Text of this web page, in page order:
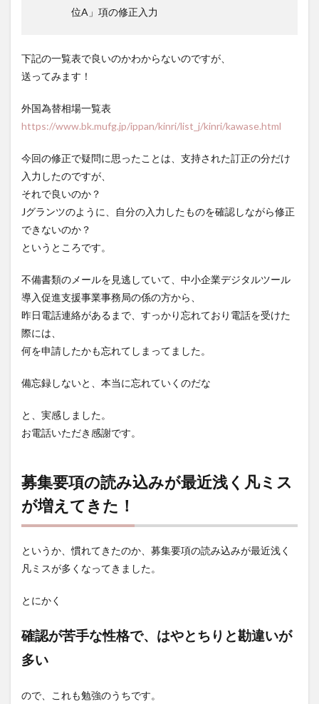
位A」項の修正 入力
下記の一覧表で良いのかわからないのですが、
送ってみます！
外国為替相場一覧表
https://www.bk.mufg.jp/ippan/kinri/list_j/kinri/kawase.html
今回の修正で疑問に思ったことは、支持された訂正の分だけ
入力したのですが、
それで良いのか？
Jグランツのように、自分の入力したものを確認しながら修正
できないのか？
というところです。
不備書類のメールを見逃していて、中小企業デジタルツール
導入促進支援事業事務局の係の方から、
昨日電話連絡があるまで、すっかり忘れており電話を受けた
際には、
何を申請したかも忘れてしまってました。
備忘録しないと、本当に忘れていくのだな
と、実感しました。
お電話いただき感謝です。
募集要項の読み込みが最近浅く凡ミス
が増えてきた！
というか、慣れてきたのか、募集要項の読み込みが最近浅く
凡ミスが多くなってきました。
とにかく
確認が苦手な性格で、はやとちりと勘違いが
多い
ので、これも勉強のうちです。